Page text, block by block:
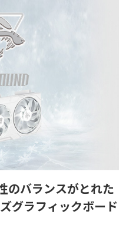
のバランスがとれた
グラフィックボード